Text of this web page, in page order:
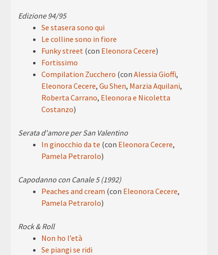
Edizione 94/95
Se stasera sono qui
Le colline sono in fiore
Funky street (con Eleonora Cecere)
Fortissimo
Compilation Zucchero (conAlessia Gioffi,
Eleonora Cecere,Gu Shen, Marzia Aquilani,
Roberta Carrano, Eleonora e Nicoletta
Costanzo)
Serata d'amore per San Valentino
In ginocchio da te (con Eleonora Cecere,
Pamela Petrarolo)
Capodanno con Canale 5 (1992)
Peaches and cream (con Eleonora Cecere,
Pamela Petrarolo)
Rock & Roll
Non ho l’età
Se piangi se ridi